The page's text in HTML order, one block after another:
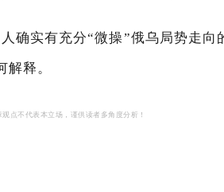
确实有充分“微操”俄乌局势走
释。
观点不代表本立场，谨供读者多角度分析！